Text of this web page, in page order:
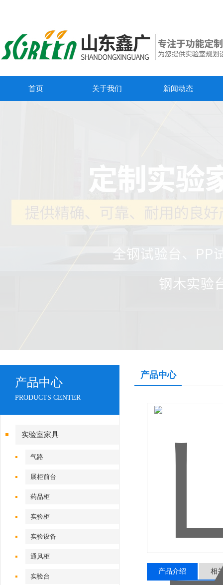
首页 关于我们 新闻动态
产品中心
PRODUCTS CENTER
实验室家具
气路
展柜前台
药品柜
实验柜
实验设备
通风柜
实验台
产品中心
产品介绍 相